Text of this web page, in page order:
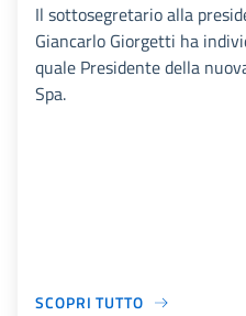
Il sottosegretario alla
Giancarlo Giorgetti ha
quale Presidente della
Spa.
SCOPRI TUTTO